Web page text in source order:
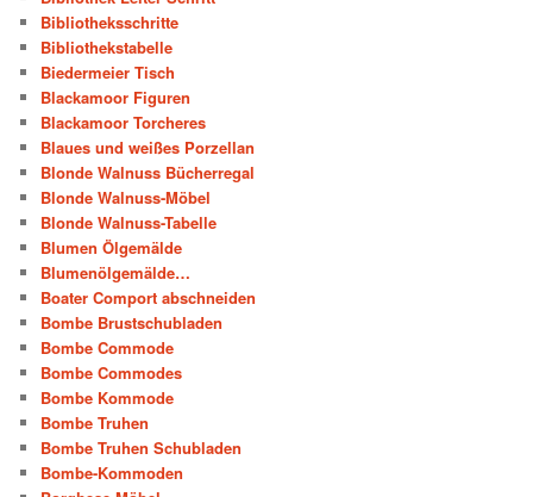
Bibliotheksschritte
Bibliothekstabelle
Biedermeier Tisch
Blackamoor Figuren
Blackamoor Torcheres
Blaues und weißes Porzellan
Blonde Walnuss Bücherregal
Blonde Walnuss-Möbel
Blonde Walnuss-Tabelle
Blumen Ölgemälde
Blumenölgemälde…
Boater Comport abschneiden
Bombe Brustschubladen
Bombe Commode
Bombe Commodes
Bombe Kommode
Bombe Truhen
Bombe Truhen Schubladen
Bombe-Kommoden